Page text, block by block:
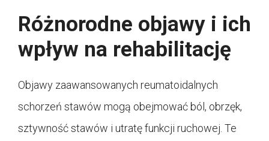
Różnorodne objawy i ich
wpływ na rehabilitację
Objawy zaawansowanych reumatoidalnych
schorzeń stawów mogą obejmować ból, obrzęk,
sztywność stawów i utratę funkcji ruchowej. Te